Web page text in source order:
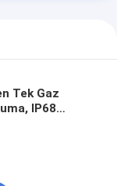
Tek Gaz
IP68